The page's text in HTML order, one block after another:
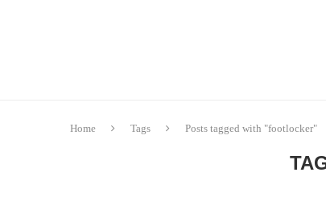
Home Tags Posts tagged with "footlocker"